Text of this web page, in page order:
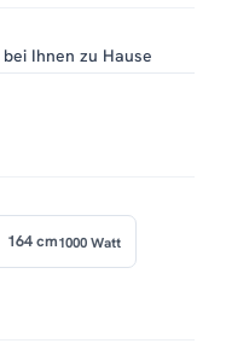
bei Ihnen zu Hause
164 cm1000 Watt